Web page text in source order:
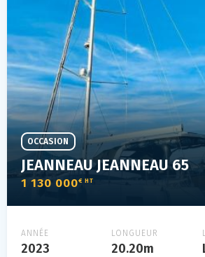
JEANNEAU JEANNEAU 65
1 130 000€ HT
OCCASION
ANNÉE
2023
LONGUEUR
20.20m